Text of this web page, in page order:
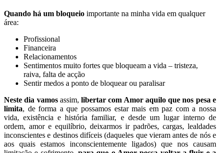
Quando há um bloqueio importante na minha vida em qualquer
área:
Profissional
Financeira
Relacionamentos
Sentimentos muito fortes que bloqueam a vida – tristeza,
raiva, falta de acção
Sentir medos a ponto de bloquear ou paralisar
Neste dia vamosassim,libertar com Amor aquilo que nos pesa e
limita, de forma a que possamos estar mais em paz com a nossa
vida, existência e história familiar, e desde um lugar interno de
ordem, amor e equilíbrio, deixarmos ir padrões, cargas, lealdades
inconscientes e destinos difíceis (daqueles que vieram antes de nós e
aos quais estamos inconscientemente ligados) que nos causam